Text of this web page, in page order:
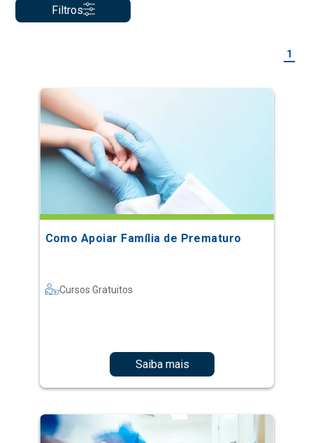
Filtros
1
Como Apoiar Família de Prematuro
Cursos Gratuitos
Saiba mais